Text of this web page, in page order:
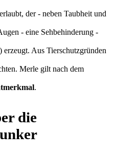
der - neben Taubheit und
- eine Sehbehinderung -
Aus Tierschutzgründen
Merle gilt nach dem
.
die